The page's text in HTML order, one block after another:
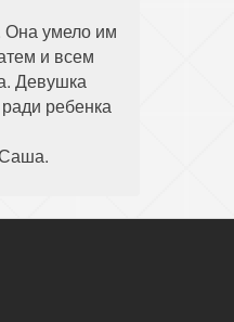
Она умело им
и всем
Девушка
ребенка